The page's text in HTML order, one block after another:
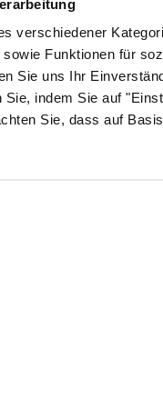
verschiedener
Funktionen für
Sie uns Ihr
indem Sie auf
Sie, dass auf